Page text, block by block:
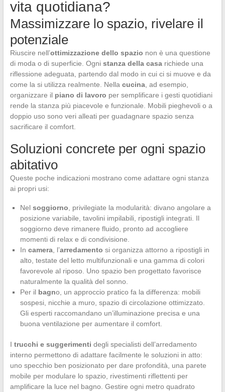
vita quotidiana?
Massimizzare lo spazio, rivelare il
potenziale
Riuscire nell’ottimizzazione dello spazio non è una questione
di moda o di superficie. Ogni stanza della casarichiede una
riflessione adeguata, partendo dal modo in cui ci si muove e da
come la si utilizza realmente. Nella cucina, ad esempio,
organizzare il piano di lavoro per semplificare i gesti quotidiani
rende la stanza più piacevole e funzionale. Mobili pieghevoli o a
doppio uso sono veri alleati per guadagnare spazio senza
sacrificare il comfort.
Soluzioni concrete per ogni spazio
abitativo
Queste poche indicazioni mostrano come adattare ogni stanza
ai propri usi:
Nel soggiorno , privilegiate la modularità: divano angolare a
posizione variabile, tavolini impilabili, ripostigli integrati. Il
soggiorno deve rimanere fluido, pronto ad accogliere
momenti di relax e di condivisione.
In camera, l’arredamento si organizza attorno a ripostigli in
alto, testate del letto multifunzionali e una gamma di colori
favorevole al riposo. Uno spazio ben progettato favorisce
naturalmente la qualità del sonno.
Per il bagno, un approccio pratico fa la differenza: mobili
sospesi, nicchie a muro, spazio di circolazione ottimizzato.
Gli esperti raccomandano un’illuminazione precisa e una
buona ventilazione per aumentare il comfort.
I trucchi e suggerimenti degli specialisti dell’arredamento
interno permettono di adattare facilmente le soluzioni in atto:
uno specchio ben posizionato per dare profondità, una parete
mobile per modulare lo spazio, rivestimenti riflettenti per
amplificare la luce nel bagno. Gestire ogni metro quadrato